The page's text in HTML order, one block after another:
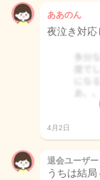
ああのん
夜泣き対応
4月2日
退会ユーザー
うちは結